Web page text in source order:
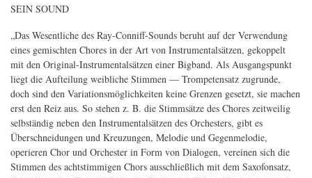
SEIN SOUND
„Das Wesentliche des Ray-Conniff-Sounds beruht auf der Verwendung
eines gemischten Chores in der Art von Instrumentalsätzen, gekoppelt
mit den Original-Instrumentalsätzen einer Bigband. Als Ausgangspunkt
liegt die Aufteilung weibliche Stimmen — Trompetensatz zugrunde,
doch sind den Variationsmöglichkeiten keine Grenzen gesetzt, sie machen
erst den Reiz aus. So stehen z. B. die Stimmsätze des Chores zeitweilig
selbständig neben den Instrumentalsätzen des Orchesters, gibt es
Überschneidungen und Kreuzungen, Melodie und Gegenmelodie,
operieren Chor und Orchester in Form von Dialogen, vereinen sich die
Stimmen des achtstimmigen Chors ausschließlich mit dem Saxofonsatz,